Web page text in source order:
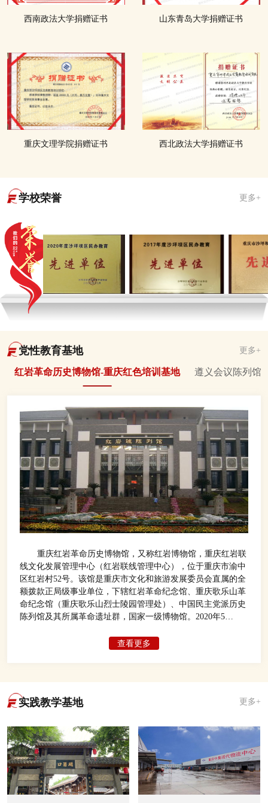
西南政法大学捐赠证书 山东青岛大学捐赠证书
重庆文理学院捐赠证书 西北政法大学捐赠证书
学校荣誉 更多+
党性教育基地 更多+
红岩革命历史博物馆-重庆红色培训基地 遵义会议陈列馆-
重庆红岩革命历史博物馆，又称红岩博物馆，重庆红岩联
线文化发展管理中心（红岩联线管理中心），位于重庆市渝中
区红岩村52号。该馆是重庆市文化和旅游发展委员会直属的全
额拨款正局级事业单位，下辖红岩革命纪念馆、重庆歌乐山革
命纪念馆（重庆歌乐山烈士陵园管理处）、中国民主党派历史
陈列馆及其所属革命遗址群，国家一级博物馆。2020年5
红岩革命历史博物馆以1150万人次位居全国博物馆2019年游客
查看更多
实践教学基地 更多+